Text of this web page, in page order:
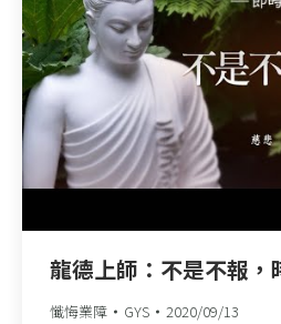
龍德上師：不是不報，
懺悔業障 GYS 2020/09/13